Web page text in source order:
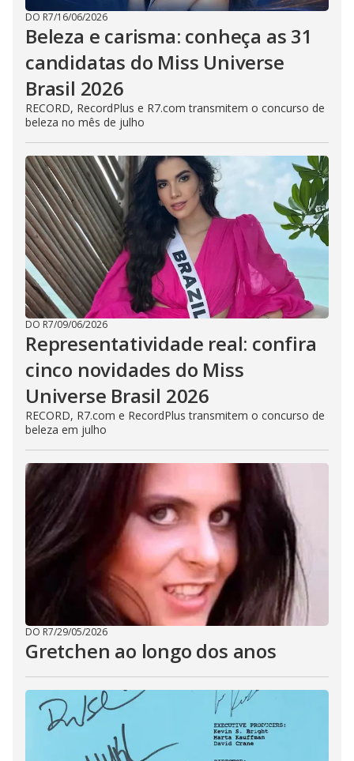
DO R7/16/06/2026
Beleza e carisma: conheça as 31
candidatas do Miss Universe
Brasil 2026
RECORD, RecordPlus e R7.com transmitem o concurso de
beleza no mês de julho
DO R7/09/06/2026
Representatividade real: confira
cinco novidades do Miss
Universe Brasil 2026
RECORD, R7.com e RecordPlus transmitem o concurso de
beleza em julho
DO R7/29/05/2026
Gretchen ao longo dos anos